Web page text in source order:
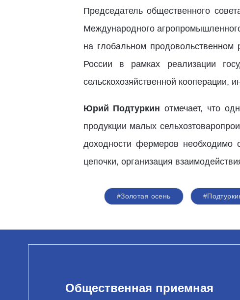
Председатель общественного
Международного
на глобальном
России в рамках реализации
сельскохозяйственной кооперации,
Юрий Подтуркин отмечает, что
продукции малых
доходности фермеров необходимо
цепочки, организация
#Золотая осень
Общественная приемная